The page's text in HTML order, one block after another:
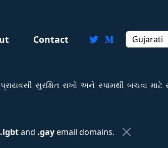
Contact
સુરક્ષિત રાખો અને સ્પામથી બચવા
.lgbtand .gayemail domains.